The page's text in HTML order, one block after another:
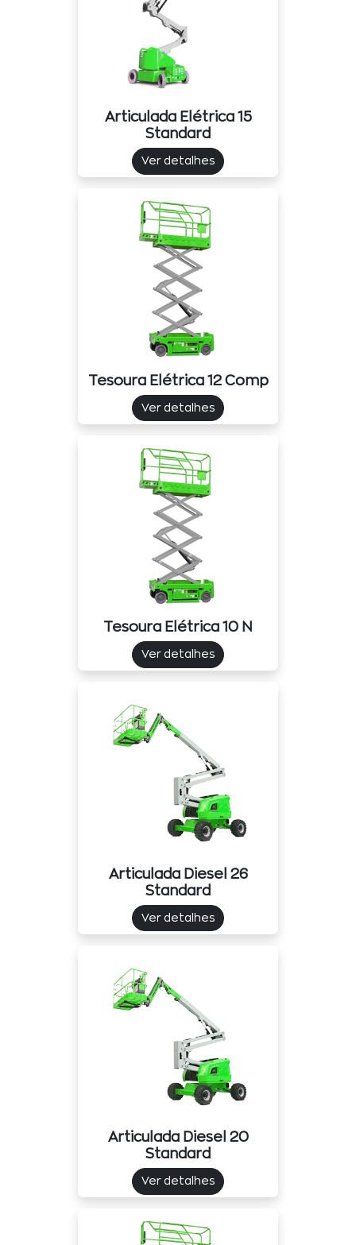
Articulada Elétrica 15
Standard
Ver detalhes
Tesoura Elétrica 12 Comp
Ver detalhes
Tesoura Elétrica 10 N
Ver detalhes
Articulada Diesel 26
Standard
Ver detalhes
Articulada Diesel 20
Standard
Ver detalhes